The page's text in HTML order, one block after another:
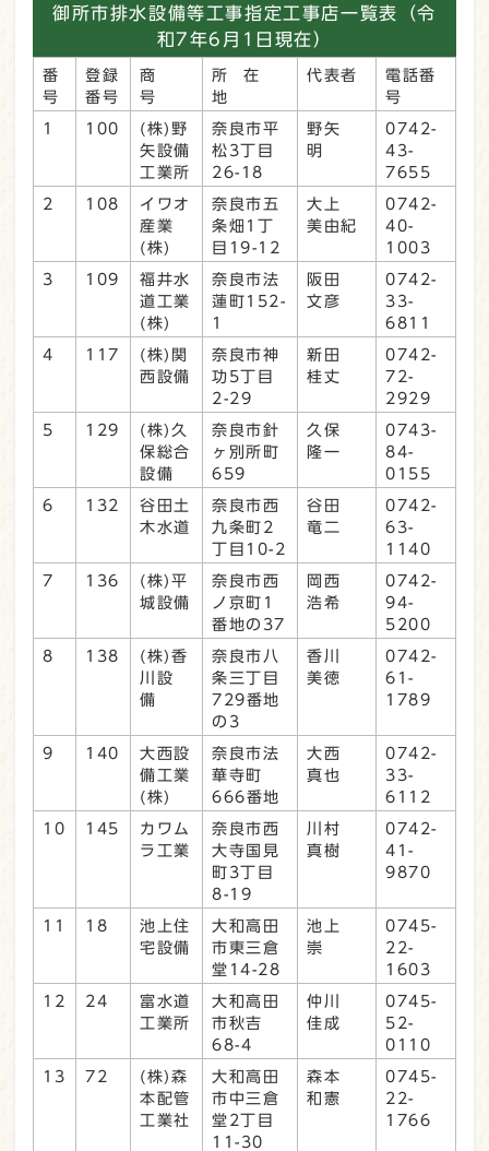
御所市排水設備等工事指定工事店一覧表（令
和7年6月1日現在）
番
号
登録
番号
商
号
所 在
地
代表者
電話番
号
1 100
(株)野
矢設備
工業所
奈良市平
松3丁目
26-18
野矢
明
0742-
43-
7655
2 108
イワオ
産業
(株)
奈良市五
条畑1丁
目19-12
大上
美由紀
0742-
40-
1003
3 109
福井水
道工業
(株)
奈良市法
蓮町152-
1
阪田
文彦
0742-
33-
6811
4 117
(株)関
西設備
奈良市神
功5丁目
2-29
新田
桂丈
0742-
72-
2929
5 129
(株)久
保総合
設備
奈良市針
ヶ別所町
659
久保
隆一
0743-
84-
0155
6 132
谷田土
木水道
奈良市西
九条町2
丁目10-2
谷田
竜二
0742-
63-
1140
7 136
(株)平
城設備
奈良市西
ノ京町1
番地の37
岡西
浩希
0742-
94-
5200
8 138
(株)香
川設
備
奈良市八
条三丁目
729番地
の3
香川
美徳
0742-
61-
1789
9 140
大西設
備工業
(株)
奈良市法
華寺町
666番地
大西
真也
0742-
33-
6112
10 145
カワム
ラ工業
奈良市西
大寺国見
町3丁目
8-19
川村
真樹
0742-
41-
9870
11 18
池上住
宅設備
大和高田
市東三倉
堂14-28
池上
崇
0745-
22-
1603
12 24
富水道
工業所
大和高田
市秋吉
68-4
仲川
佳成
0745-
52-
0110
13 72
(株)森
本配管
工業社
大和高田
市中三倉
堂2丁目
11-30
森本
和憲
0745-
22-
1766